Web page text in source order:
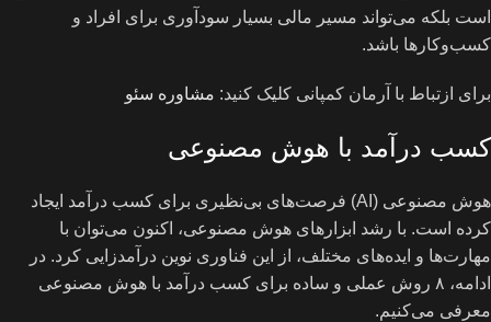
است بلکه می‌تواند مسیر مالی بسیار سودآوری برای افراد و
کسب‌وکارها باشد.
برای ازتباط با آرمان کمپانی کلیک کنید: مشاوره سئو
کسب درآمد با هوش مصنوعی
هوش مصنوعی (AI) فرصت‌های بی‌نظیری برای کسب درآمد ایجاد
کرده است. با رشد ابزارهای هوش مصنوعی، اکنون می‌توان با
مهارت‌ها و ایده‌های مختلف، از این فناوری نوین درآمدزایی کرد. در
ادامه، ۸ روش عملی و ساده برای کسب درآمد با هوش مصنوعی
معرفی می‌کنیم.